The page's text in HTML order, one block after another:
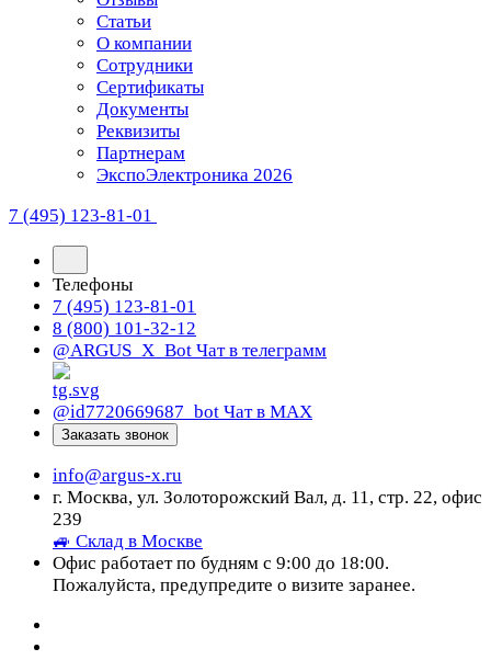
Статьи
О компании
Сотрудники
Сертификаты
Документы
Реквизиты
Партнерам
ЭкспоЭлектроника 2026
7 (495) 123-81-01
Телефоны
7 (495) 123-81-01
8 (800) 101-32-12
@ARGUS_X_Bot Чат в телеграмм
@id7720669687_bot Чат в МАХ
Заказать звонок
info@argus-x.ru
г. Москва, ул. Золоторожский Вал, д. 11, стр. 22, офис
239
🚙 Склад в Москве
Офис работает по будням с 9:00 до 18:00.
Пожалуйста, предупредите о визите заранее.